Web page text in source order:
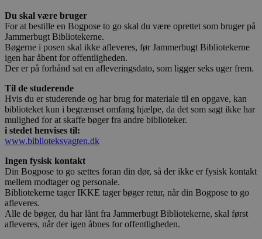
Du skal være bruger
For at bestille en Bogpose to go skal du være oprettet som bruger på
Jammerbugt Bibliotekerne.
Bøgerne i posen skal ikke afleveres, før Jammerbugt Bibliotekerne
igen har åbent for offentligheden.
Der er på forhånd sat en afleveringsdato, som ligger seks uger frem.
Til de studerende
Hvis du er studerende og har brug for materiale til en opgave, kan
biblioteket kun i begrænset omfang hjælpe, da det som sagt ikke har
mulighed for at skaffe bøger fra andre biblioteker.
i stedet henvises til:
www.biblioteksvagten.dk
Ingen fysisk kontakt
Din Bogpose to go sættes foran din dør, så der ikke er fysisk kontakt
mellem modtager og personale.
Bibliotekerne tager IKKE tager bøger retur, når din Bogpose to go
afleveres.
Alle de bøger, du har lånt fra Jammerbugt Bibliotekerne, skal først
afleveres, når der igen åbnes for offentligheden.